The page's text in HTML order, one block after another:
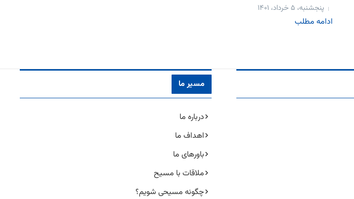
پنجشنبه، ۵ خرداد، ۱۴۰۱
ادامه مطلب
مسیر ما
درباره ما
اهداف ما
باورهای ما
ملاقات با مسیح
چگونه مسیحی شویم؟